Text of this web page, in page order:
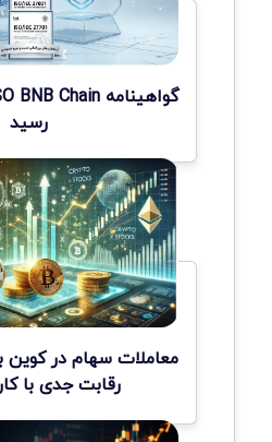
رسید
معاملات سهام در
رقابت جدی با